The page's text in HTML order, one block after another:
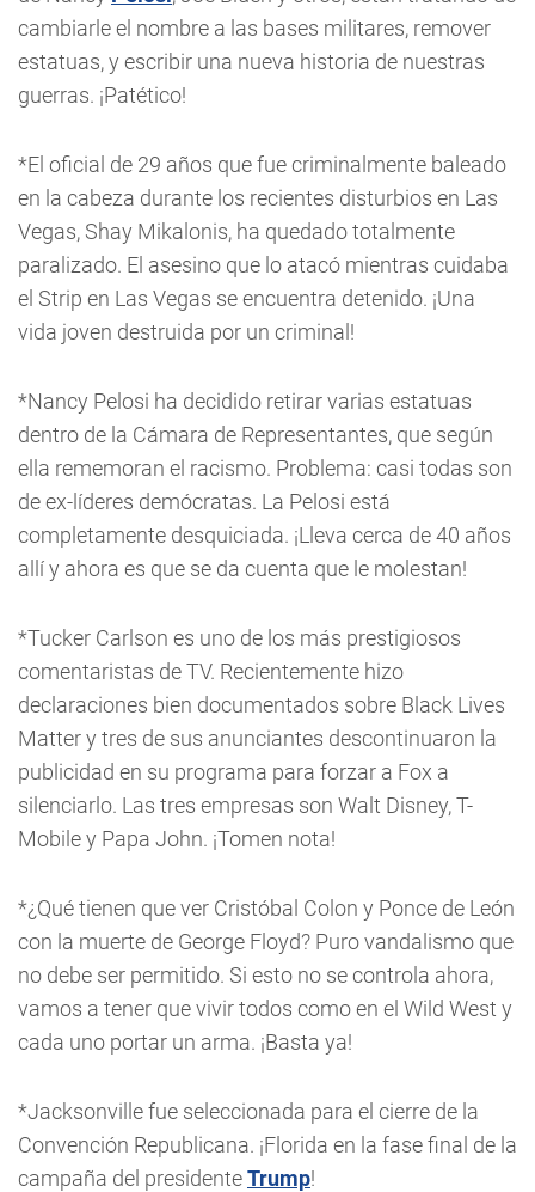
cambiarle el nombre a las bases militares, remover
estatuas, y escribir una nueva historia de nuestras
guerras. ¡Patético!
*El oficial de 29 años que fue criminalmente baleado
en la cabeza durante los recientes disturbios en Las
Vegas, Shay Mikalonis, ha quedado totalmente
paralizado. El asesino que lo atacó mientras cuidaba
el Strip en Las Vegas se encuentra detenido. ¡Una
vida joven destruida por un criminal!
*Nancy Pelosi ha decidido retirar varias estatuas
dentro de la Cámara de Representantes, que según
ella rememoran el racismo. Problema: casi todas son
de ex-líderes demócratas. La Pelosi está
completamente desquiciada. ¡Lleva cerca de 40 años
allí y ahora es que se da cuenta que le molestan!
*Tucker Carlson es uno de los más prestigiosos
comentaristas de TV. Recientemente hizo
declaraciones bien documentados sobre Black Lives
Matter y tres de sus anunciantes descontinuaron la
publicidad en su programa para forzar a Fox a
silenciarlo. Las tres empresas son Walt Disney, T-
Mobile y Papa John. ¡Tomen nota!
*¿Qué tienen que ver Cristóbal Colon y Ponce de León
con la muerte de George Floyd? Puro vandalismo que
no debe ser permitido. Si esto no se controla ahora,
vamos a tener que vivir todos como en el Wild West y
cada uno portar un arma. ¡Basta ya!
*Jacksonville fue seleccionada para el cierre de la
Convención Republicana. ¡Florida en la fase final de la
campaña del presidenteTrump!